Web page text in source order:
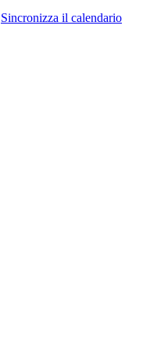
Sincronizza il calendario